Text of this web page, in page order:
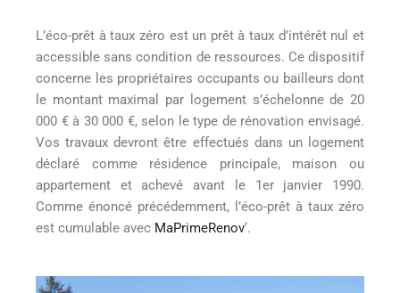
L’éco-prêt à taux zéro est un prêt à taux d’intérêt nul et
accessible sans condition de ressources. Ce dispositif
concerne les propriétaires occupants ou bailleurs dont
le montant maximal par logement s’échelonne de 20
000 € à 30 000 €, selon le type de rénovation envisagé.
Vos travaux devront être effectués dans un logement
déclaré comme résidence principale, maison ou
appartement et achevé avant le 1er janvier 1990.
Comme énoncé précédemment, l’éco-prêt à taux zéro
est cumulable avec MaPrimeRenov‘.